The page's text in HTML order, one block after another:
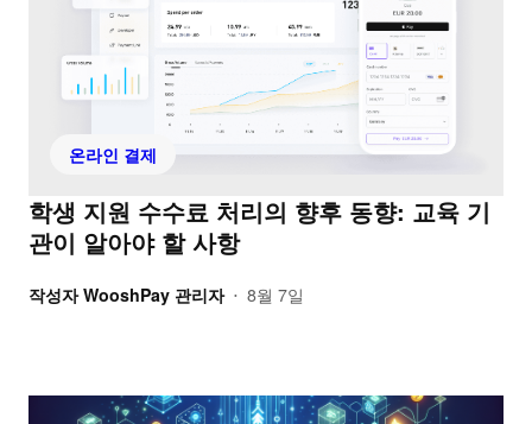
온라인 결제
학생 지원 수수료 처리의 향후 동향: 교육 기
관이 알아야 할 사항
작성자 WooshPay 관리자 • 8월 7일